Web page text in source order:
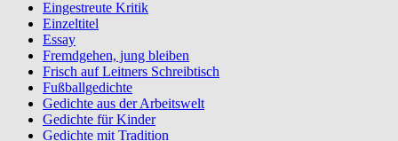
Eingestreute Kritik
Einzeltitel
Essay
Fremdgehen, jung bleiben
Frisch auf Leitners Schreibtisch
Fußballgedichte
Gedichte aus der Arbeitswelt
Gedichte für Kinder
Gedichte mit Tradition